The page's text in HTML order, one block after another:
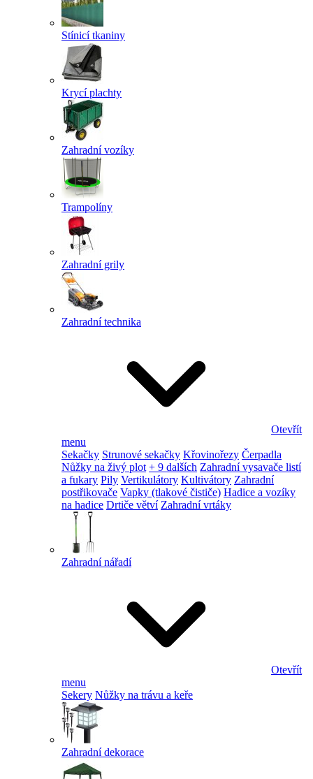
Stínicí tkaniny
Krycí plachty
Zahradní vozíky
Trampolíny
Zahradní grily
Zahradní technika
Otevřít
menu
Sekačky Strunové sekačky Křovinořezy Čerpadla
Nůžky na živý plot + 9 dalších Zahradní vysavače listí
a fukary Pily Vertikulátory Kultivátory Zahradní
postřikovače Vapky (tlakové čističe) Hadice a vozíky
na hadice Drtiče větví Zahradní vrtáky
Zahradní nářadí
Otevřít
menu
Sekery Nůžky na trávu a keře
Zahradní dekorace